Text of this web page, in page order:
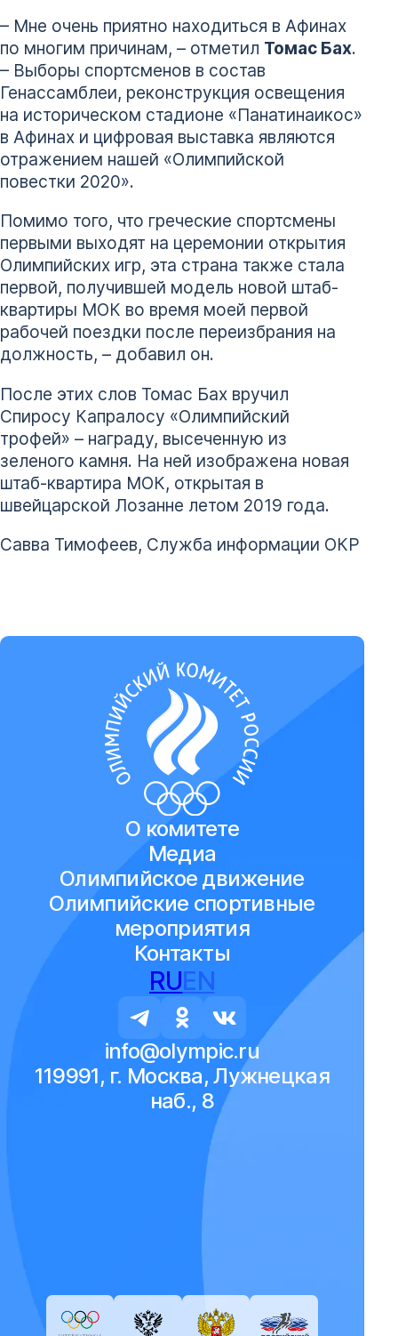
– Мне очень приятно находиться в Афинах
по многим причинам, – отметил Томас Бах.
– Выборы спортсменов в состав
Генассамблеи, реконструкция освещения
на историческом стадионе «Панатинаикос»
в Афинах и цифровая выставка являются
отражением нашей «Олимпийской
повестки 2020».
Помимо того, что греческие спортсмены
первыми выходят на церемонии открытия
Олимпийских игр, эта страна также стала
первой, получившей модель новой штаб-
квартиры МОК во время моей первой
рабочей поездки после переизбрания на
должность, – добавил он.
После этих слов Томас Бах вручил
Спиросу Капралосу «Олимпийский
трофей» – награду, высеченную из
зеленого камня. На ней изображена новая
штаб-квартира МОК, открытая в
швейцарской Лозанне летом 2019 года.
Савва Тимофеев, Служба информации ОКР
О комитете
Медиа
Олимпийское движение
Олимпийские спортивные
мероприятия
Контакты
RUEN
info@olympic.ru
119991, г. Москва, Лужнецкая
наб., 8